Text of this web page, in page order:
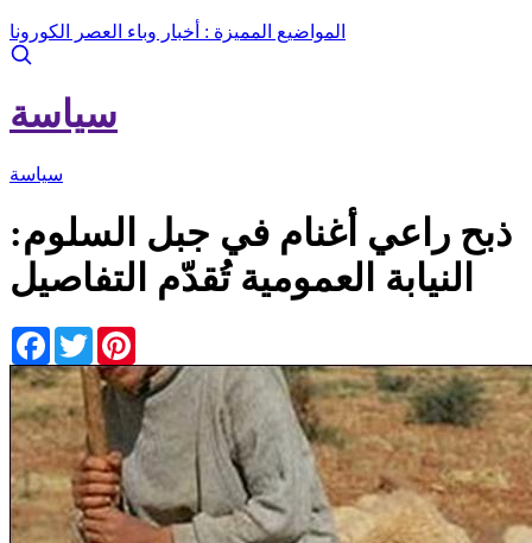
المواضيع المميزة : أخبار وباء العصر الكورونا
سياسة
سياسة
ذبح راعي أغنام في جبل السلوم:
النيابة العمومية تُقدّم التفاصيل
Facebook
Twitter